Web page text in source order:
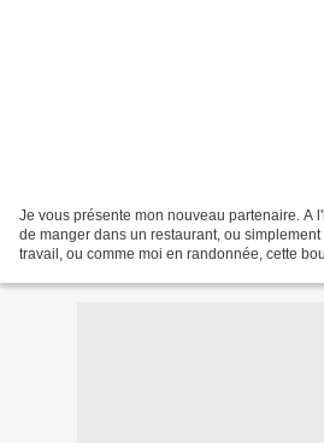
Je vous présente mon nouveau partenaire. A
de manger dans un restaurant, ou
travail, ou comme moi en randonnée, cette